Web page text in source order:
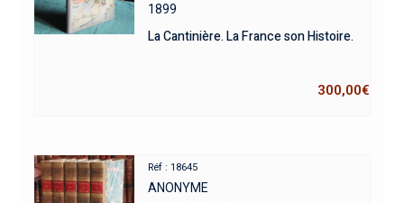
1899
La Cantinière. La France son Histoire.
300,00€
Réf : 18645
ANONYME